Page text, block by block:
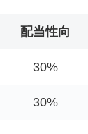
配当性向
30%
30%